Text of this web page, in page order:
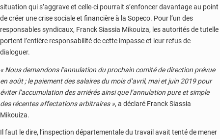
situation qui s’aggrave et celle-ci pourrait s’enfoncer davantage au point
de créer une crise sociale et financière à la Sopeco. Pour l’un des
responsables syndicaux, Franck Siassia Mikouiza, les autorités de tutelle
portent l’entière responsabilité de cette impasse et leur refus de
dialoguer.
« Nous demandons l’annulation du prochain comité de direction prévue
en août ; le paiement des salaires du mois d’avril, mai et juin 2019 pour
éviter l’accumulation des arriérés ainsi que l’annulation pure et simple
des récentes affectations arbitraires », a déclaré Franck Siassia
Mikouiza.
Il faut le dire, l’inspection départementale du travail avait tenté de mener